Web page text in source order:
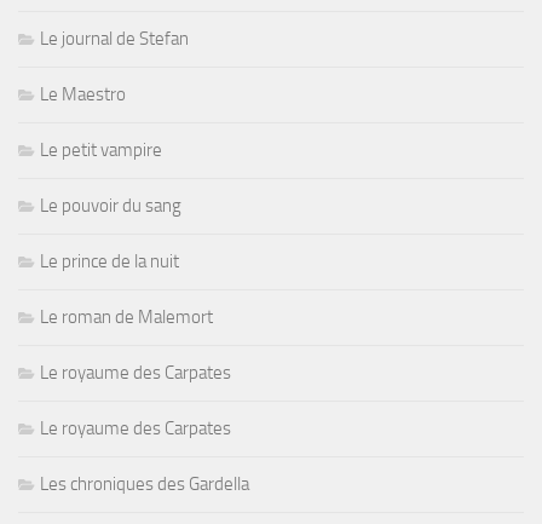
Le journal de Stefan
Le Maestro
Le petit vampire
Le pouvoir du sang
Le prince de la nuit
Le roman de Malemort
Le royaume des Carpates
Le royaume des Carpates
Les chroniques des Gardella